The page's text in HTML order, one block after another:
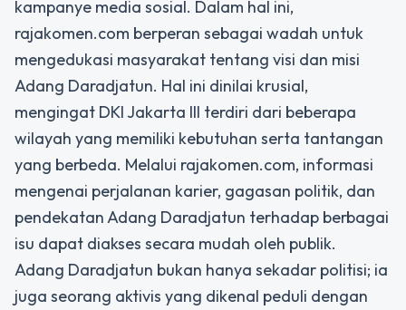
kampanye media sosial. Dalam hal ini,
rajakomen.com berperan sebagai wadah untuk
mengedukasi masyarakat tentang visi dan misi
Adang Daradjatun. Hal ini dinilai krusial,
mengingat DKI Jakarta III terdiri dari beberapa
wilayah yang memiliki kebutuhan serta tantangan
yang berbeda. Melalui rajakomen.com, informasi
mengenai perjalanan karier, gagasan politik, dan
pendekatan Adang Daradjatun terhadap berbagai
isu dapat diakses secara mudah oleh publik.
Adang Daradjatun bukan hanya sekadar politisi; ia
juga seorang aktivis yang dikenal peduli dengan